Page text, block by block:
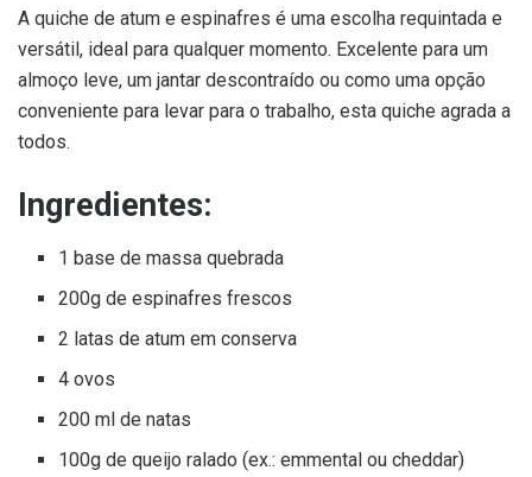
A quiche de atum e espinafres é uma escolha requintada e
versátil, ideal para qualquer momento. Excelente para um
almoço leve, um jantar descontraído ou como uma opção
conveniente para levar para o trabalho, esta quiche agrada a
todos.
Ingredientes:
1 base de massa quebrada
200g de espinafres frescos
2 latas de atum em conserva
4 ovos
200 ml de natas
100g de queijo ralado (ex.: emmental ou cheddar)